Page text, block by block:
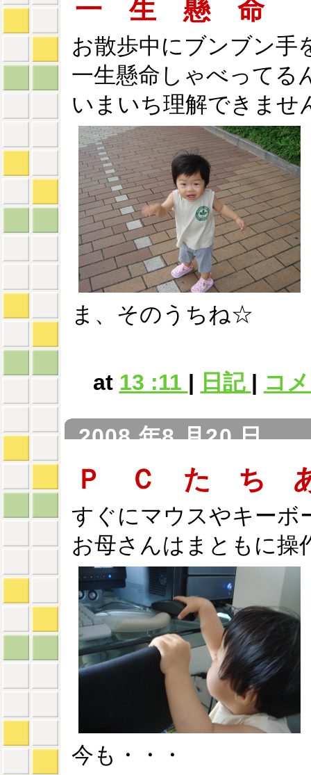
一 生 懸 命
お散歩中にブンブン手
一生懸命しゃべってる
いまいち理解できませ
ま、そのうちね☆
at 13 :11 | 日記 | コ
2008 年8 月20 日
Ｐ Ｃ た ち
すぐにマウスやキーボ
お母さんはまともに操
今も・・・